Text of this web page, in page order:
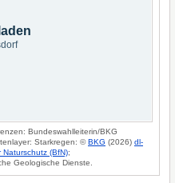
Bundeswahlleiterin/BKG
Starkregen: ©BKG (2026) dl-
Naturschutz (BfN);
Geologische Dienste.